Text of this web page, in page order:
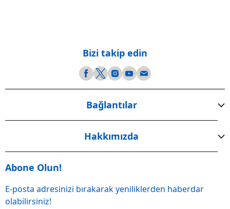
Bizi takip edin
Bağlantılar
Hakkımızda
Abone Olun!
E-posta adresinizi bırakarak yeniliklerden haberdar
olabilirsiniz!